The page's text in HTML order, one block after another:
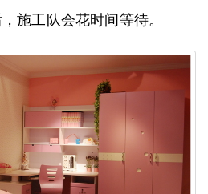
施工队会花时间等待。